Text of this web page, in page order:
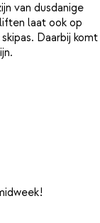
van dusdanige
laat ook op
Daarbij komt